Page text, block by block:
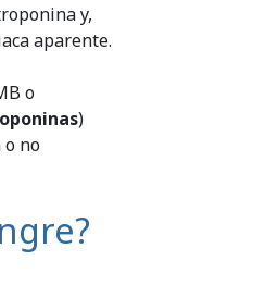
y,
aparente.
o
)
o no